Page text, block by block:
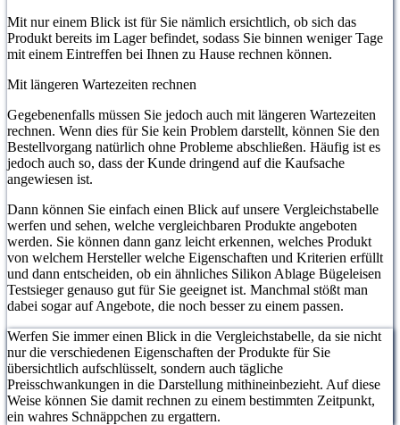
Mit nur einem Blick ist für Sie nämlich ersichtlich, ob sich das
Produkt bereits im Lager befindet, sodass Sie binnen weniger Tage
mit einem Eintreffen bei Ihnen zu Hause rechnen können.
Mit längeren Wartezeiten rechnen
Gegebenenfalls müssen Sie jedoch auch mit längeren Wartezeiten
rechnen. Wenn dies für Sie kein Problem darstellt, können Sie den
Bestellvorgang natürlich ohne Probleme abschließen. Häufig ist es
jedoch auch so, dass der Kunde dringend auf die Kaufsache
angewiesen ist.
Dann können Sie einfach einen Blick auf unsere Vergleichstabelle
werfen und sehen, welche vergleichbaren Produkte angeboten
werden. Sie können dann ganz leicht erkennen, welches Produkt
von welchem Hersteller welche Eigenschaften und Kriterien erfüllt
und dann entscheiden, ob ein ähnliches Silikon Ablage Bügeleisen
Testsieger genauso gut für Sie geeignet ist. Manchmal stößt man
dabei sogar auf Angebote, die noch besser zu einem passen.
Werfen Sie immer einen Blick in die Vergleichstabelle, da sie nicht
nur die verschiedenen Eigenschaften der Produkte für Sie
übersichtlich aufschlüsselt, sondern auch tägliche
Preisschwankungen in die Darstellung mithineinbezieht. Auf diese
Weise können Sie damit rechnen zu einem bestimmten Zeitpunkt,
ein wahres Schnäppchen zu ergattern.